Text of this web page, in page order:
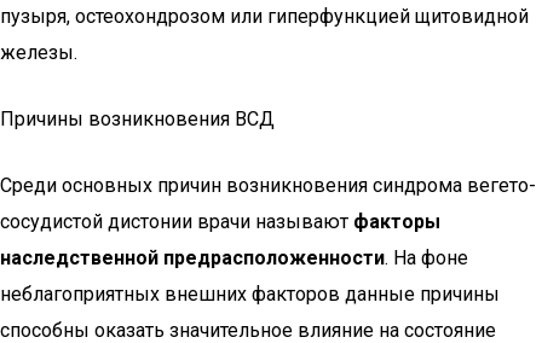
пузыря, остеохондрозом или гиперфункцией щитовидной
железы.
Причины возникновения ВСД
Среди основных причин возникновения синдрома вегето-
сосудистой дистонии врачи называют факторы
наследственной предрасположенности. На фоне
неблагоприятных внешних факторов данные причины
способны оказать значительное влияние на состояние